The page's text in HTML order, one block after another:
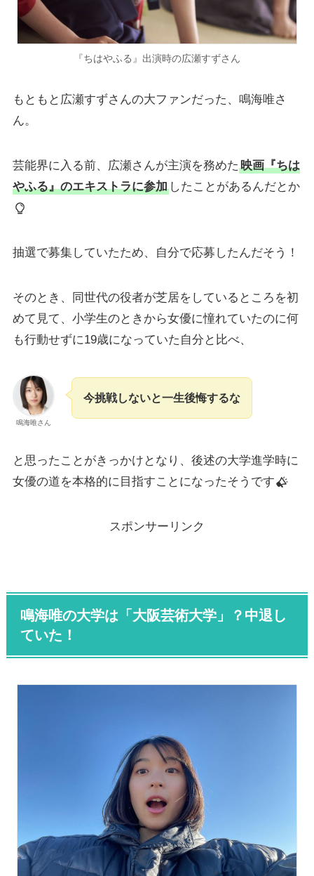
『ちはやふる』出演時の広瀬すずさん
もともと広瀬すずさんの大ファンだった、鳴海唯さ
ん。
芸能界に入る前、広瀬さんが主演を務めた 映画『ちは
やふる』のエキストラに参加したことがあるんだとか
抽選で募集していたため、自分で応募したんだそう！
そのとき、同世代の役者が芝居をしているところを初
めて見て、小学生のときから女優に憧れていたのに何
も行動せずに19歳になっていた自分と比べ、
鳴海唯さん
今挑戦しないと一生後悔するな
と思ったことがきっかけとなり、後述の大学進学時に
女優の道を本格的に目指すことになったそうです
スポンサーリンク
鳴海唯の大学は「 大阪芸術大学 」？中退し
ていた！